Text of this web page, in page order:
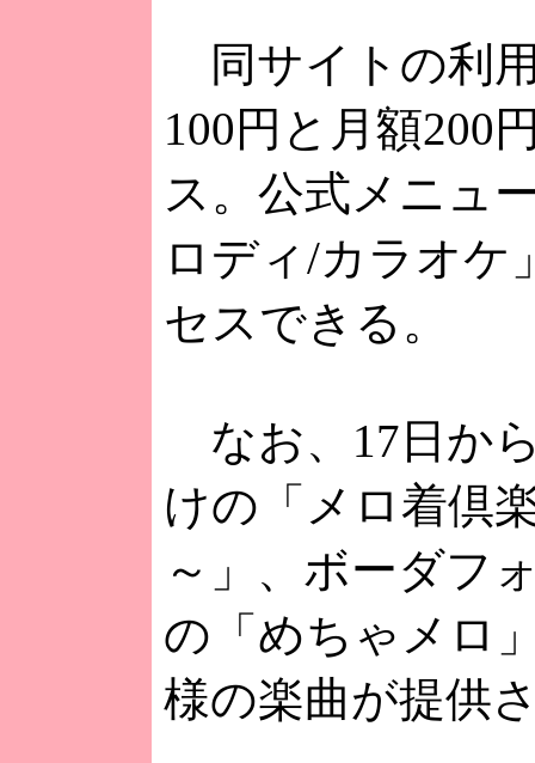
同サイトの利
100円と月額200
ス。公式メニュ
ロディ/カラオケ
セスできる。
なお、17日か
けの「メロ着倶
～」、ボーダフ
の「めちゃメロ
様の楽曲が提供